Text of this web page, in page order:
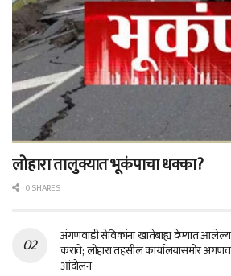
लोहारा तालुक्यात भूकंपाचा धक्का?
0 SHARES
अंगणवाडी सेविकांना खातेबाह्य देण्यात
करावे; लोहारा तहसील कार्यालयासमोर
आंदोलन